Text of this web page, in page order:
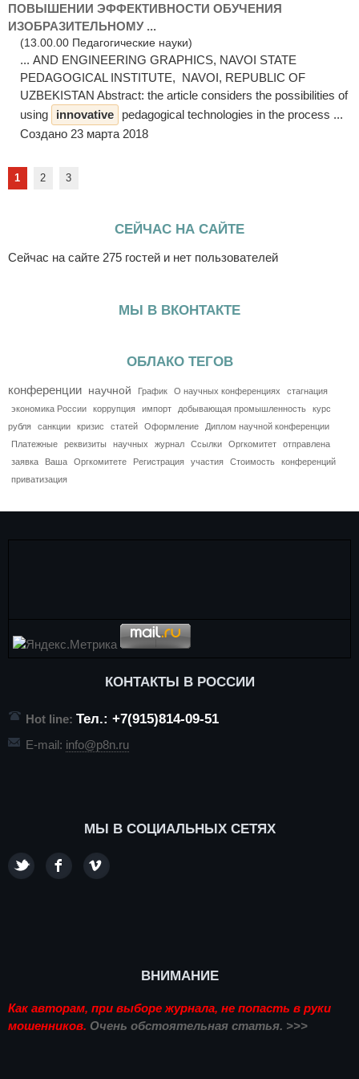
ПОВЫШЕНИИ ЭФФЕКТИВНОСТИ ОБУЧЕНИЯ
ИЗОБРАЗИТЕЛЬНОМУ ...
(13.00.00 Педагогические науки)
... AND ENGINEERING GRAPHICS, NAVOI STATE
PEDAGOGICAL INSTITUTE, NAVOI, REPUBLIC OF
UZBEKISTAN Abstract: the article considers the possibilities of
using
innovative
pedagogical technologies in the process ...
Создано 23 марта 2018
1 2 3
СЕЙЧАС НА САЙТЕ
Сейчас на сайте 275 гостей и нет пользователей
МЫ В ВКОНТАКТЕ
ОБЛАКО ТЕГОВ
конференции научной График О научных конференциях
стагнация
экономика России
коррупция импорт добывающая промышленность
курс
рубля
санкции кризис статей Оформление
Диплом научной конференции
Платежные
реквизиты научных журнал Ссылки Оргкомитет
отправлена
заявка
Ваша Оргкомитете Регистрация участия Стоимость
конференций
приватизация
КОНТАКТЫ В РОССИИ
Hot line: Тел.: +7(915)814-09-51
E-mail: info@p8n.ru
МЫ В СОЦИАЛЬНЫХ СЕТЯХ
ВНИМАНИЕ
Как авторам, при выборе журнала, не попасть в руки
мошенников. Очень обстоятельная статья. >>>